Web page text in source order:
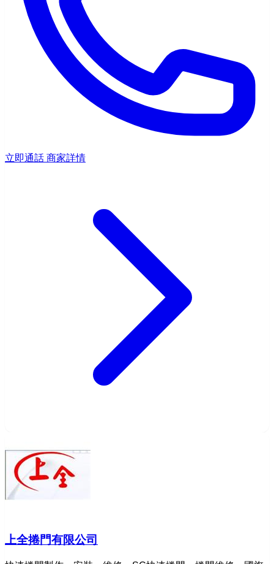
立即通話 商家詳情
上全捲門有限公司